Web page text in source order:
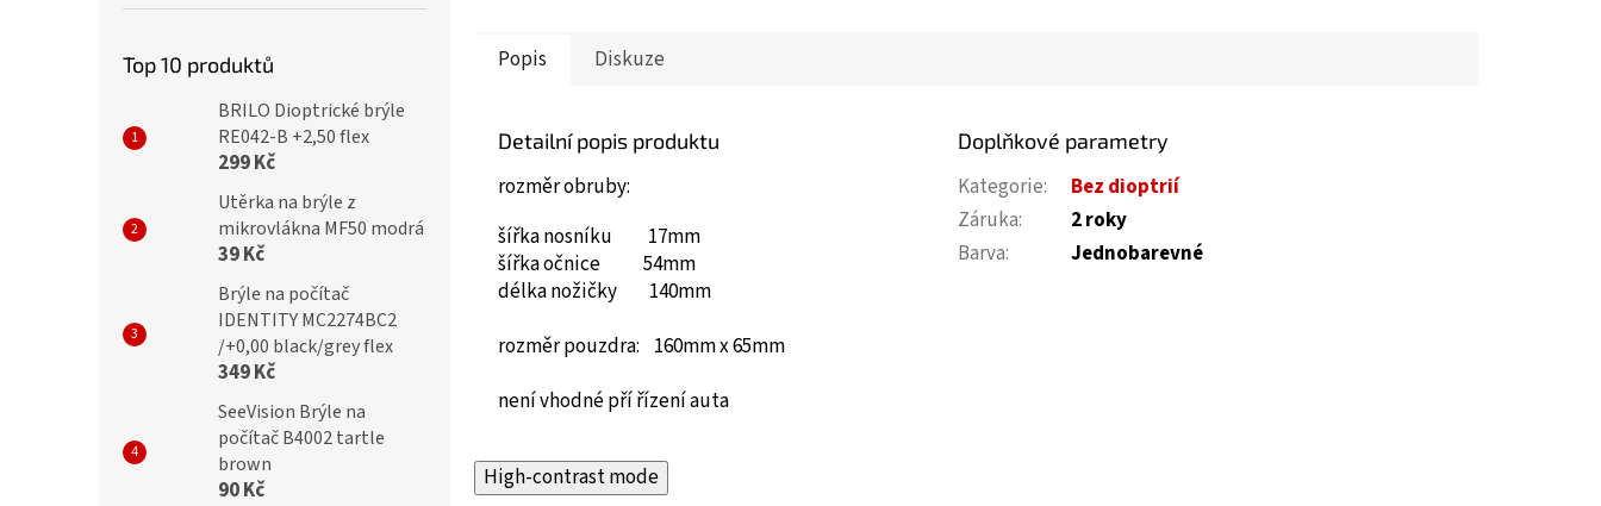
Top 10 produktů
BRILO Dioptrické brýle
RE042-B +2,50 flex
299 Kč
Utěrka na brýle z
mikrovlákna MF50 modrá
39 Kč
Brýle na počítač
IDENTITY MC2274BC2
/+0,00 black/grey flex
349 Kč
SeeVision Brýle na
počítač B4002 tartle
brown
90 Kč
Popis Diskuze
Detailní popis produktu
rozměr obruby:
šířka nosníku 17mm
šířka očnice 54mm
délka nožičky 140mm
rozměr pouzdra: 160mm x 65mm
není vhodné pří řízení auta
Doplňkové parametry
Kategorie:
Bez dioptrií
Záruka:
2 roky
Barva: Jednobarevné
High-contrast mode